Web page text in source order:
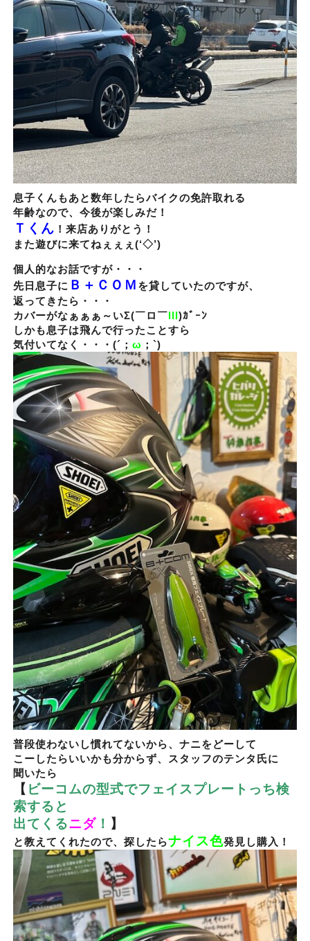
息子くんもあと数年したらバイクの免許取れる
年齢なので、今後が楽しみだ！
Ｔくん ！来店ありがとう！
また遊びに来てねぇぇぇ(‘◇’)ゞ
個人的なお話ですが・・・
先日息子に Ｂ＋ＣＯＭ を貸していたのですが、
返ってきたら・・・
カバーがなぁぁぁ～いΣ(￣ロ￣lll)ｶﾞｰﾝ
しかも息子は飛んで行ったことすら
気付いてなく・・・(´； ω ；`)
普段使わないし慣れてないから、ナニをどーして
こーしたらいいかも分からず、スタッフのテンタ氏に
聞いたら
【 ビーコムの型式でフェイスプレートっち検
索すると
出てくるニダ！ 】
と教えてくれたので、探したらナイス色発見し購入！